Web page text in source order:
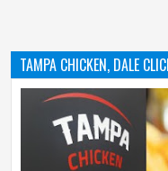
TAMPA CHICKEN, DALE